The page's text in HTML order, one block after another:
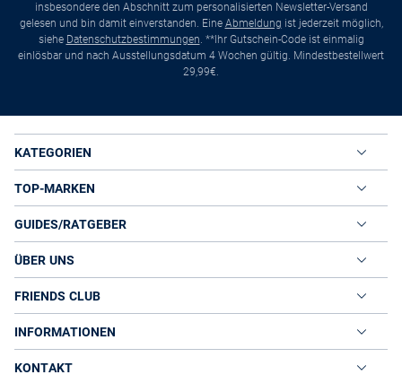
insbesondere den Abschnitt zum personalisierten Newsletter-Versand
gelesen und bin damit einverstanden. Eine Abmeldung ist jederzeit möglich,
siehe Datenschutzbestimmungen. **Ihr Gutschein-Code ist einmalig
einlösbar und nach Ausstellungsdatum 4 Wochen gültig. Mindestbestellwert
29,99€.
KATEGORIEN
TOP-MARKEN
GUIDES/RATGEBER
ÜBER UNS
FRIENDS CLUB
INFORMATIONEN
KONTAKT